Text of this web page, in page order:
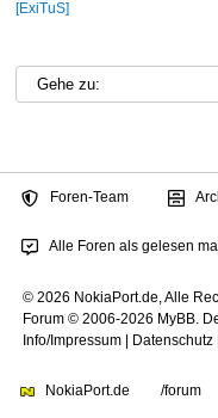
[ExiTuS]
Foren-Team
Alle Foren als gelesen
© 2026 NokiaPort.de, Alle
Forum © 2006-2026 MyBB
Info/Impressum
Datenschutz
NokiaPort.de /forum